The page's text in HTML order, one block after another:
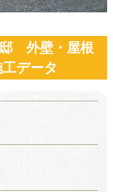
邸 外壁・屋根
データ